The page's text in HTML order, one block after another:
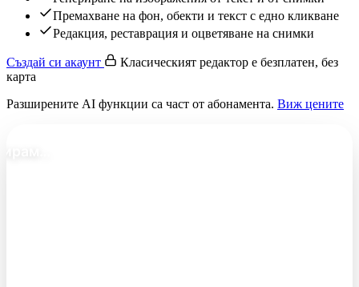
Премахване на фон, обекти и текст с едно кликване
Редакция, реставрация и оцветяване на снимки
Създай си акаунт
Класическият редактор е безплатен, без
карта
Разширените AI функции са част от абонамента. Виж цените